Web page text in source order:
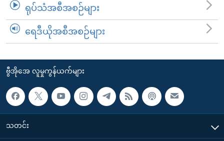
ရုပ်သံအစီအစဉ်များ
ရေဒီယိုအစီအစဉ်များ
ဗွီအိုအေ လူမှုကွန်ယက်များ
သတင်း